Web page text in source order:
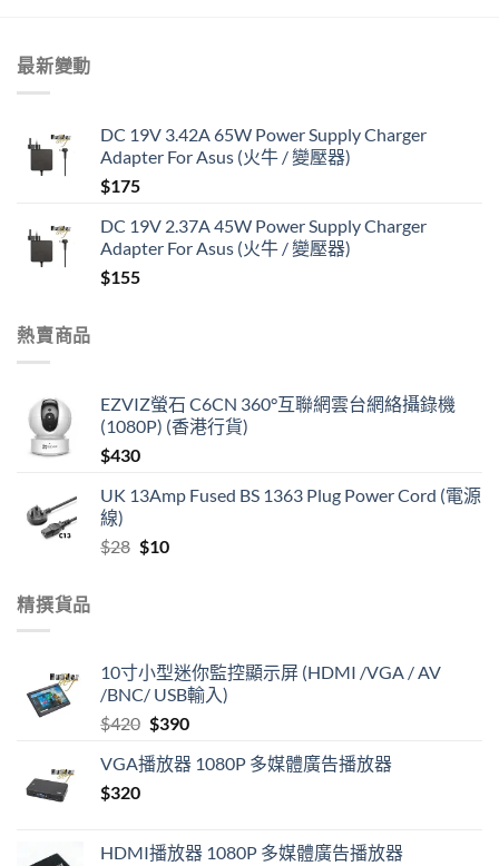
最新變動
DC 19V 3.42A 65W Power Supply Charger
Adapter For Asus (火牛 / 變壓器)
$175
DC 19V 2.37A 45W Power Supply Charger
Adapter For Asus (火牛 / 變壓器)
$155
熱賣商品
EZVIZ螢石 C6CN 360°互聯網雲台網絡攝錄機
(1080P) (香港行貨)
$430
UK 13Amp Fused BS 1363 Plug Power Cord (電源
線)
$28 Original
$10Current
精撰貨品
10寸小型迷你監控顯示屏 (HDMI /VGA / AV
/BNC/ USB輸入)
$420 Original
was:
$390Current
is:
VGA播放器 1080P 多媒體廣告播放器
$320
HDMI播放器 1080P 多媒體廣告播放器